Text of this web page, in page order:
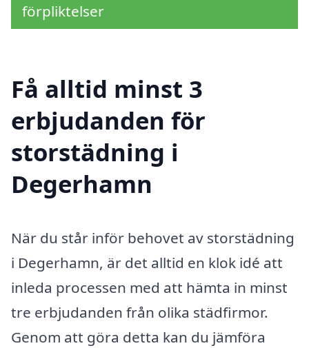
förpliktelser
Få alltid minst 3
erbjudanden för
storstädning i
Degerhamn
När du står inför behovet av storstädning
i Degerhamn, är det alltid en klok idé att
inleda processen med att hämta in minst
tre erbjudanden från olika städfirmor.
Genom att göra detta kan du jämföra